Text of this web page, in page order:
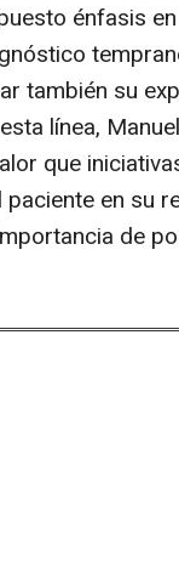
énfasis
también su
línea,
que
paciente en su
de